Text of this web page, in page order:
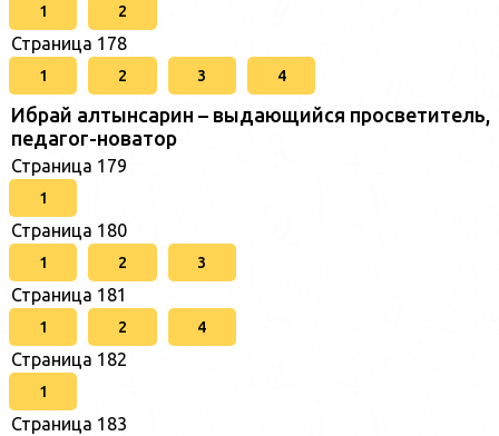
1 2
Страница 178
1 2 3 4
Ибрай алтынсарин – выдающийся просветитель,
педагог-новатор
Страница 179
1
Страница 180
1 2 3
Страница 181
1 2 4
Страница 182
1
Страница 183